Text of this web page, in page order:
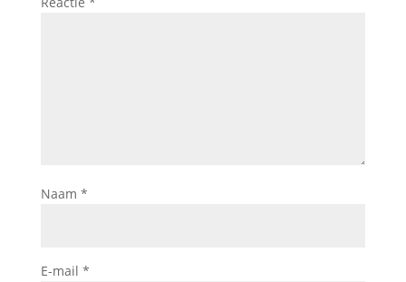
Naam *
E-mail *